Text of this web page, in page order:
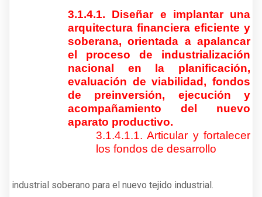
3.1.4.1. Diseñar e implantar una
arquitectura financiera eficiente y
soberana, orientada a apalancar
el proceso de industrialización
nacional en la planificación,
evaluación de viabilidad, fondos
de preinversión, ejecución y
acompañamiento del nuevo
aparato productivo.
3.1.4.1.1. Articular y fortalecer
los fondos de desarrollo
industrial soberano para el nuevo tejido industrial.